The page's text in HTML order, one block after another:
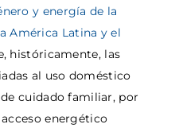
y energía de la
América Latina y el
históricamente, las
al uso doméstico
cuidado familiar, por
energético